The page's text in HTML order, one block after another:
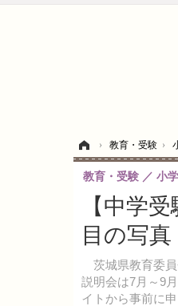
› 教育・受験 ›
【中学
目の写
茨城県教育委員
説明会は7月～9
イトから事前に申
教育・受験 小